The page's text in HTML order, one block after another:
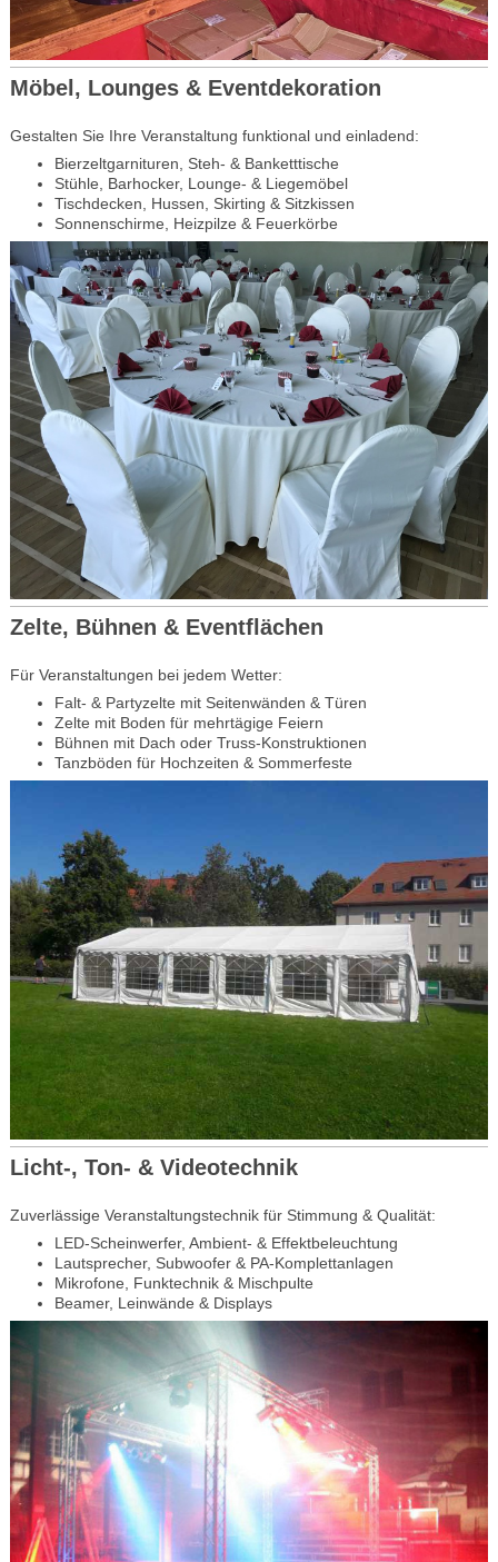
Möbel, Lounges & Eventdekoration
Gestalten Sie Ihre Veranstaltung funktional und einladend:
Bierzeltgarnituren, Steh- & Banketttische
Stühle, Barhocker, Lounge- & Liegemöbel
Tischdecken, Hussen, Skirting & Sitzkissen
Sonnenschirme, Heizpilze & Feuerkörbe
Zelte, Bühnen & Eventflächen
Für Veranstaltungen bei jedem Wetter:
Falt- & Partyzelte mit Seitenwänden & Türen
Zelte mit Boden für mehrtägige Feiern
Bühnen mit Dach oder Truss-Konstruktionen
Tanzböden für Hochzeiten & Sommerfeste
Licht-, Ton- & Videotechnik
Zuverlässige Veranstaltungstechnik für Stimmung & Qualität:
LED-Scheinwerfer, Ambient- & Effektbeleuchtung
Lautsprecher, Subwoofer & PA-Komplettanlagen
Mikrofone, Funktechnik & Mischpulte
Beamer, Leinwände & Displays